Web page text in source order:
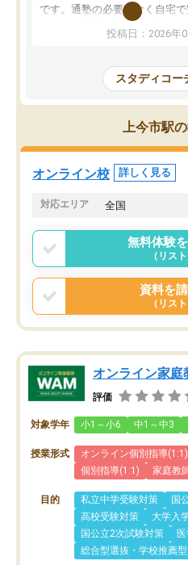
です。通塾の必要がなく自宅
たです。コーチが現役大学生
安も気軽に話せました。勉強
についたと感じています。ま
ットで質問できるのも便利で
人では迷いがちだった受験勉強
だと思います。
投稿日：2026年
スタディコー
上今市駅
オンライン校 詳しく見る
対応エリア 全国
無料体験
（リス
資料を
（リス
オンライン家庭
評価
対象学年 小1～小6 中1～中3
授業形式 オンライン個別指導(1:1)
個別指導(1:1)
家庭教
目的 私立中学受験対策
国
高校受験対策
大学入
国公立2次試験対策
総合型選抜・学校推薦